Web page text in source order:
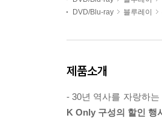
DVD/Blu-ray
블루레이
제품소개
- 30년 역사를 자랑하
K Only 구성의 할인 행